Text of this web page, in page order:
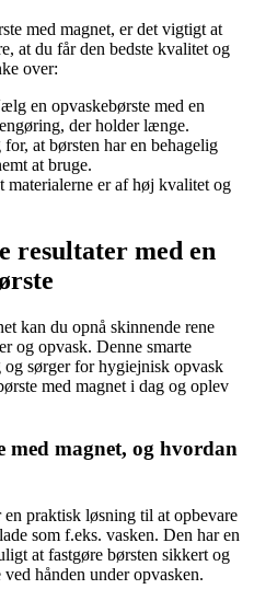
med magnet, er det vigtigt at
at du får den bedste kvalitet og
over:
en opvaskebørste med en
der holder længe.
for, at børsten har en behagelig
at bruge.
materialerne er af høj kvalitet og
resultater med en
kan du opnå skinnende rene
og opvask. Denne smarte
sørger for hygiejnisk opvask
med magnet i dag og oplev
med magnet, og hvordan
en praktisk løsning til at opbevare
som f.eks. vasken. Den har en
at fastgøre børsten sikkert og
hånden under opvasken.